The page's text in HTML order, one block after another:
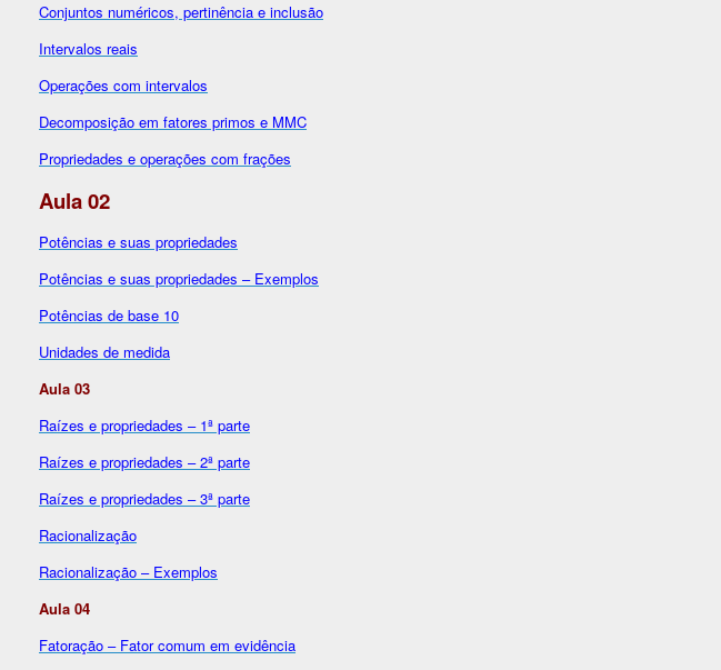
Conjuntos numéricos, pertinência e inclusão
Intervalos reais
Operações com intervalos
Decomposição em fatores primos e MMC
Propriedades e operações com frações
Aula 02
Potências e suas propriedades
Potências e suas propriedades – Exemplos
Potências de base 10
Unidades de medida
Aula 03
Raízes e propriedades – 1ª parte
Raízes e propriedades – 2ª parte
Raízes e propriedades – 3ª parte
Racionalização
Racionalização – Exemplos
Aula 04
Fatoração – Fator comum em evidência